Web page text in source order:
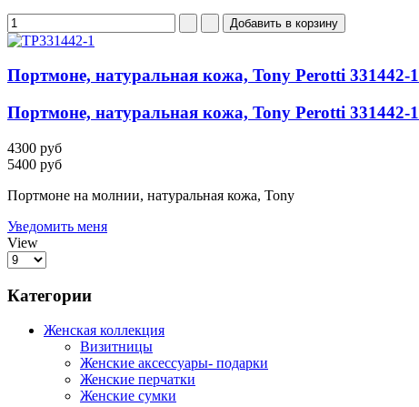
Портмоне, натуральная кожа, Tony Perotti 331442-1
Портмоне, натуральная кожа, Tony Perotti 331442-1
4300 руб
5400 руб
Портмоне на молнии, натуральная кожа, Tony
Уведомить меня
View
Категории
Женская коллекция
Визитницы
Женские аксессуары- подарки
Женские перчатки
Женские сумки